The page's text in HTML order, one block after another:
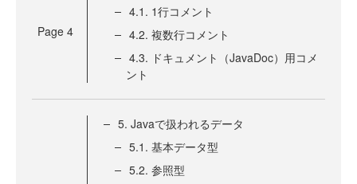
Page 4
4.1. 1行コメント
4.2. 複数行コメント
4.3. ドキュメント（JavaDoc）用コメ
ント
5. Javaで扱われるデータ
5.1. 基本データ型
5.2. 参照型